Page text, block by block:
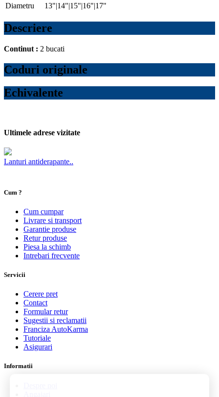
Diametru
13"|14"|15"|16"|17"
Descriere
Continut : 2 bucati
Coduri originale
Echivalente
Ultimele adrese vizitate
Lanturi antiderapante..
Cum ?
Cum cumpar
Livrare si transport
Garantie produse
Retur produse
Piesa la schimb
Intrebari frecvente
Servicii
Cerere pret
Contact
Formular retur
Sugestii si reclamatii
Franciza AutoKarma
Tutoriale
Asigurari
Informatii